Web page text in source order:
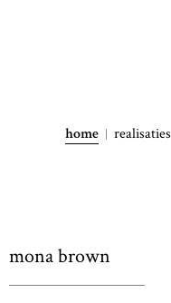
home realisaties
mona brown